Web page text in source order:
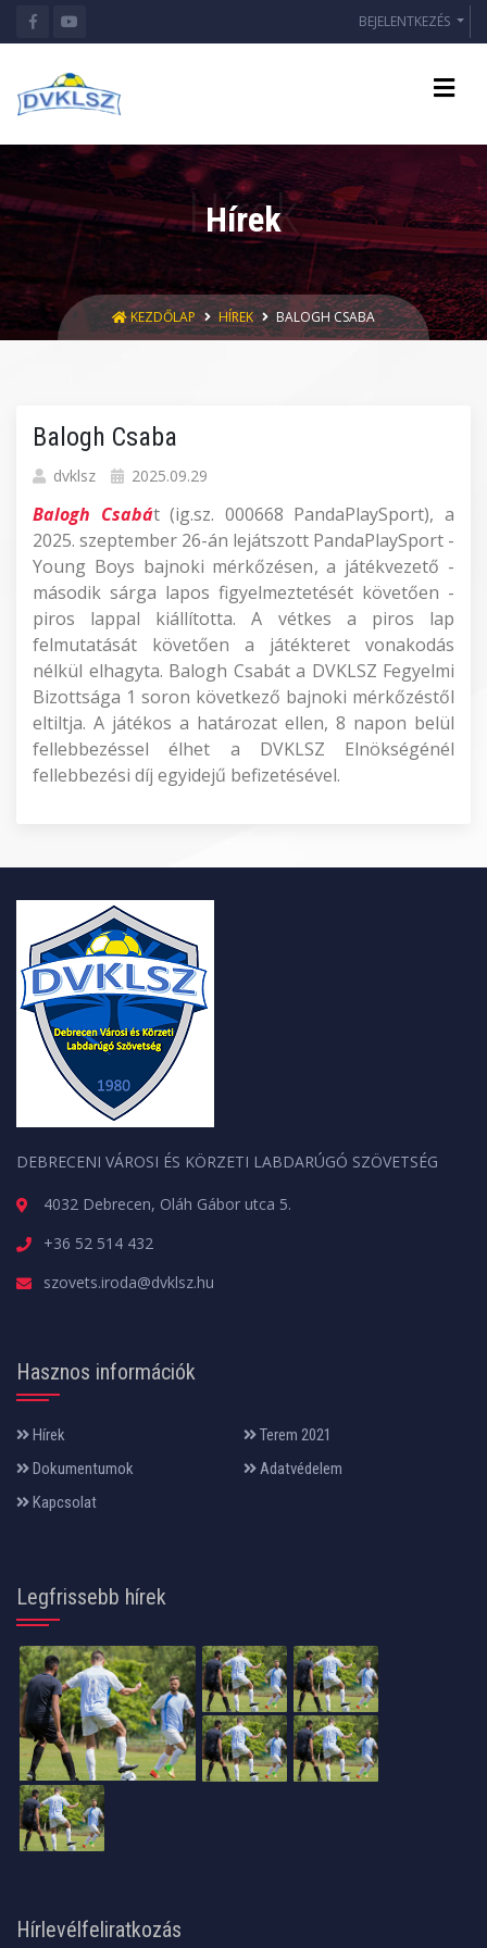
BEJELENTKEZÉS
Hírek
KEZDŐLAP HÍREK BALOGH CSABA
Balogh Csaba
dvklsz 2025.09.29
Balogh Csabát (ig.sz. 000668 PandaPlaySport), a
2025. szeptember 26-án lejátszott PandaPlaySport -
Young Boys bajnoki mérkőzésen, a játékvezető -
második sárga lapos figyelmeztetését követően -
piros lappal kiállította. A vétkes a piros lap
felmutatását követően a játékteret vonakodás
nélkül elhagyta. Balogh Csabát a DVKLSZ Fegyelmi
Bizottsága 1 soron következő bajnoki mérkőzéstől
eltiltja. A játékos a határozat ellen, 8 napon belül
fellebbezéssel élhet a DVKLSZ Elnökségénél
fellebbezési díj egyidejű befizetésével.
DEBRECENI VÁROSI ÉS KÖRZETI LABDARÚGÓ SZÖVETSÉG
4032 Debrecen, Oláh Gábor utca 5.
+36 52 514 432
szovets.iroda@dvklsz.hu
Hasznos információk
Hírek
Terem 2021
Dokumentumok
Adatvédelem
Kapcsolat
Legfrissebb hírek
Hírlevélfeliratkozás